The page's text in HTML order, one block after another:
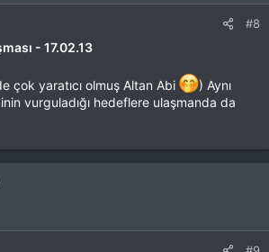
#8
- 17.02.13
çok yaratıcı olmuş Altan Abi
) Aynı
vurguladığı hedeflere ulaşmanda da